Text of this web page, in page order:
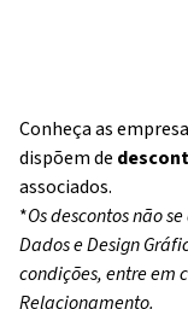
Conheça as
dispõem de
associados.
*Os descontos não
Dados e Design
condições, entre em
Relacionamento.